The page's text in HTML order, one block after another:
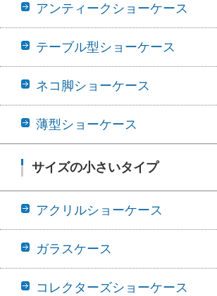
アンティークショーケース
テーブル型ショーケース
ネコ脚ショーケース
薄型ショーケース
サイズの小さいタイプ
アクリルショーケース
ガラスケース
コレクターズショーケース